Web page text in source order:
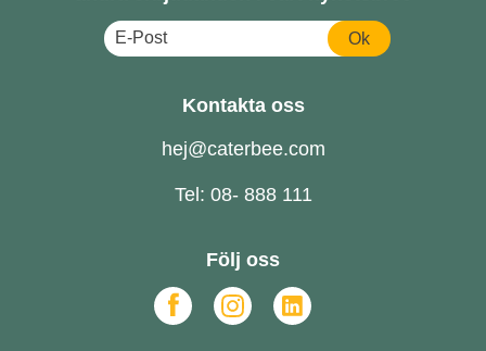
Ok
Kontakta oss
hej@caterbee.com
Tel: 08- 888 111
Följ oss